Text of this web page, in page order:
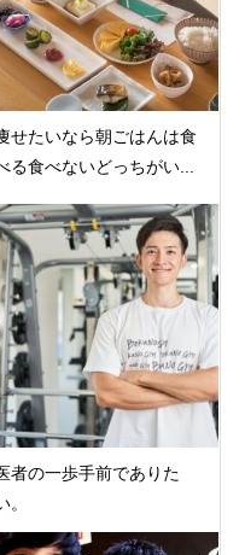
せたいなら朝ごはんは食
る食べないどっちがい...
者の一歩手前でありた
。